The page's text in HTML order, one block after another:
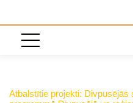
Atbalstītie projekti: Divpusējās